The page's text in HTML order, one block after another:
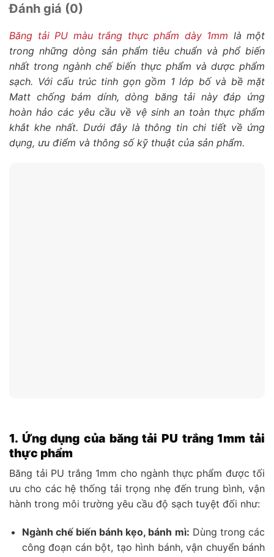
Đánh giá (0)
Băng tải PU màu trắng thực phẩm dày 1mm là một
trong những dòng sản phẩm tiêu chuẩn và phổ biến
nhất trong ngành chế biến thực phẩm và dược phẩm
sạch. Với cấu trúc tinh gọn gồm 1 lớp bố và bề mặt
Matt chống bám dính, dòng băng tải này đáp ứng
hoàn hảo các yêu cầu về vệ sinh an toàn thực phẩm
khắt khe nhất. Dưới đây là thông tin chi tiết về ứng
dụng, ưu điểm và thông số kỹ thuật của sản phẩm.
1. Ứng dụng của băng tải PU trắng 1mm tải
thực phẩm
Băng tải PU trắng 1mm cho ngành thực phẩm được tối
ưu cho các hệ thống tải trọng nhẹ đến trung bình, vận
hành trong môi trường yêu cầu độ sạch tuyệt đối như:
Ngành chế biến bánh kẹo, bánh mì: Dùng trong các
công đoạn cán bột, tạo hình bánh, vận chuyển bánh